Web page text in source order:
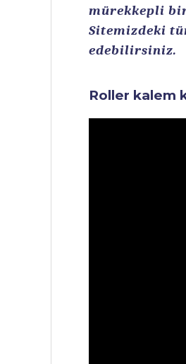
mürekkepli
Sitemizdeki
edebilirsiniz.
Roller kalem